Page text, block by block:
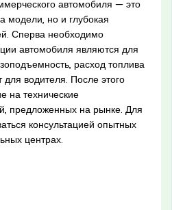
автомобиля — это
модели, но и глубокая
Сперва необходимо
автомобиля являются для
расход топлива
водителя. После этого
на технические
предложенных на рынке. Для
консультацией опытных
центрах.